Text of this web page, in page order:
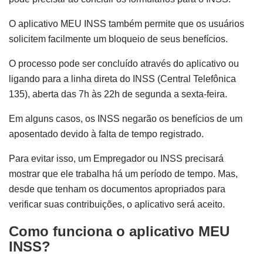
O aplicativo MEU INSS também permite que os usuários
solicitem facilmente um bloqueio de seus benefícios.
O processo pode ser concluído através do aplicativo ou
ligando para a linha direta do INSS (Central Telefônica
135), aberta das 7h às 22h de segunda a sexta-feira.
Em alguns casos, os INSS negarão os benefícios de um
aposentado devido à falta de tempo registrado.
Para evitar isso, um Empregador ou INSS precisará
mostrar que ele trabalha há um período de tempo. Mas,
desde que tenham os documentos apropriados para
verificar suas contribuições, o aplicativo será aceito.
Como funciona o aplicativo MEU
INSS?